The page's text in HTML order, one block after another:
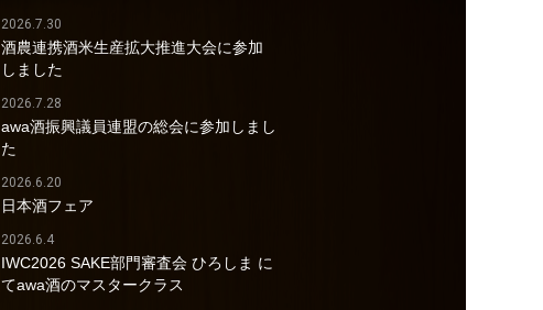
2026.7.30
酒農連携酒米生産拡大推進大会に参加
しました
2026.7.28
awa酒振興議員連盟の総会に参加しまし
た
2026.6.20
日本酒フェア
2026.6.4
IWC2026 SAKE部門審査会 ひろしま に
てawa酒のマスタークラス